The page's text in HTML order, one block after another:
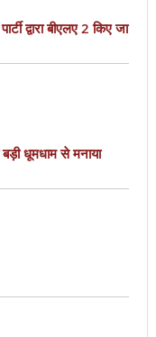
द्वारा बीएलए 2 किए जा
बड़ी धूमधाम से मनाया